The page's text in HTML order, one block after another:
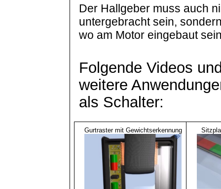
Der Hallgeber muss auch
untergebracht sein,
wo am Motor eingebaut
Folgende Videos
weitere
als Schalter:
Gurtraster mit Gewichtserkennung